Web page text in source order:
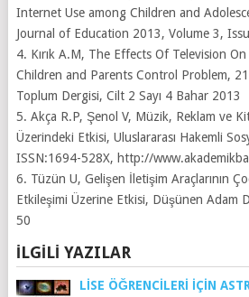
Internet Use among Children and
Journal of Education 2013, Volume 3,
4. Kırık A.M, The Effects Of Television
Children and Parents Control Problem,
Toplum Dergisi, Cilt 2 Sayı 4 Bahar 2013
5. Akça R.P, Şenol V, Müzik, Reklam ve
Üzerindeki Etkisi, Uluslararası Hakemli
ISSN:1694-528X, http://
6. Tüzün U, Gelişen İletişim Araçlarının
Etkileşimi Üzerine Etkisi, Düşünen Adam
50
İLGILI YAZILAR
LİSE ÖĞRENCİLERİ İÇİN